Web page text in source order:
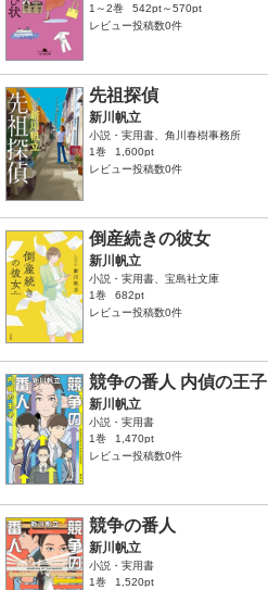
1～2巻
542pt～570pt
レビュー投稿数0件
先祖探偵
新川帆立
小説・実用書、角川春樹事務所
1巻
1,600pt
レビュー投稿数0件
倒産続きの彼女
新川帆立
小説・実用書、宝島社文庫
1巻
682pt
レビュー投稿数0件
競争の番人 内偵の王子
新川帆立
小説・実用書
1巻
1,470pt
レビュー投稿数0件
競争の番人
新川帆立
小説・実用書
1巻
1,520pt